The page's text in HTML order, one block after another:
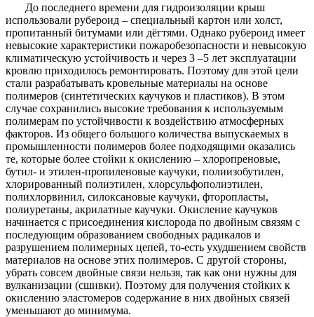
До последнего времени для гидроизоляции крыш
использовали рубероид – специальный картон или холст,
пропитанный битумами или дёгтями. Однако рубероид имеет
невысокие характеристики пожаробезопасности и невысокую
климатическую устойчивость и через 3 –5 лет эксплуатации
кровлю приходилось ремонтировать. Поэтому для этой цели
стали разрабатывать кровельные материалы на основе
полимеров (синтетических каучуков и пластиков). В этом
случае сохранились высокие требования к используемым
полимерам по устойчивости к воздействию атмосферных
факторов. Из общего большого количества выпускаемых в
промышленности полимеров более подходящими оказались
те, которые более стойки к окислению – хлоропреновые,
бутил- и этилен-пропиленовые каучуки, полиизобутилен,
хлорированный полиэтилен, хлорсульфополиэтилен,
полихлорвинил, силоксановые каучуки, фторопласты,
полиуретаны, акрилатные каучуки. Окисление каучуков
начинается с присоединения кислорода по двойным связям с
последующим образованием свободных радикалов и
разрушением полимерных цепей, то-есть ухудшением свойств
материалов на основе этих полимеров. С другой стороны,
убрать совсем двойные связи нельзя, так как они нужны для
вулканизации (сшивки). Поэтому для получения стойких к
окислению эластомеров содержание в них двойных связей
уменьшают до минимума.